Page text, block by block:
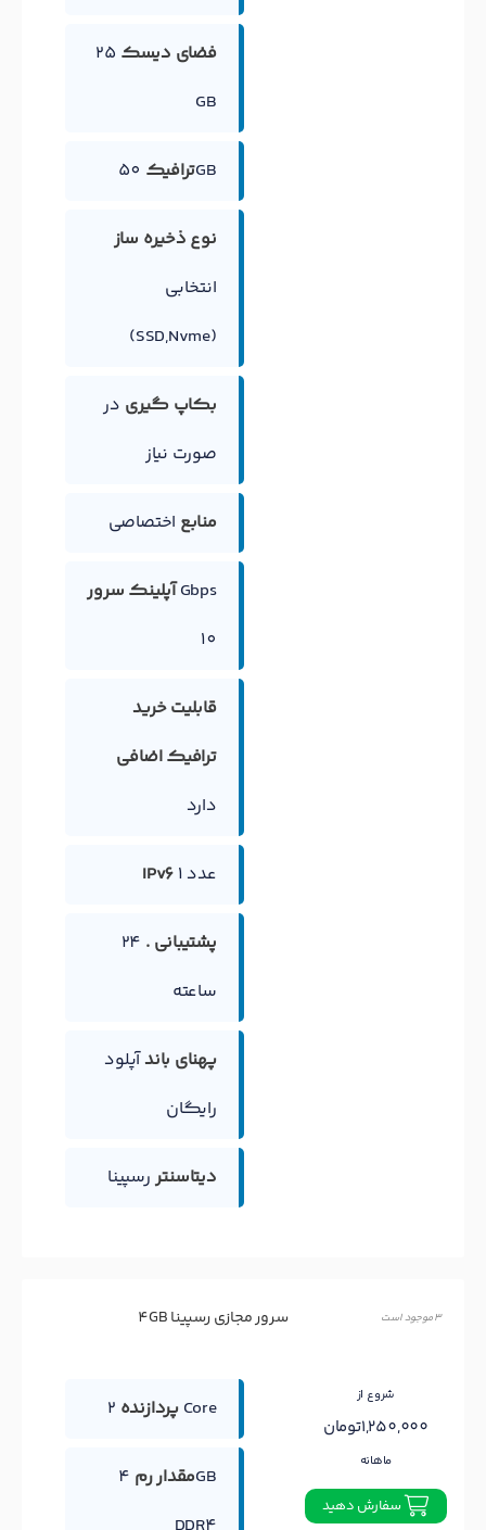
فضای دیسک 25
GB
ترافیک50GB
نوع ذخیره ساز
انتخابی
(SSD,Nvme)
بکاپ گیری در
صورت نیاز
منابع اختصاصی
آپلینک سرور Gbps
10
قابلیت خرید
ترافیک اضافی
دارد
IPv6 1 عدد
پشتیبانی . 24
ساعته
پهنای باندآپلود
رایگان
دیتاسنتر رسپینا
سرور مجازی رسپینا 4GB 3 موجود است
پردازنده2 Core
مقدار رم 4GB
شروع از
1,250,000تومان
ماهانه
سفارش دهید